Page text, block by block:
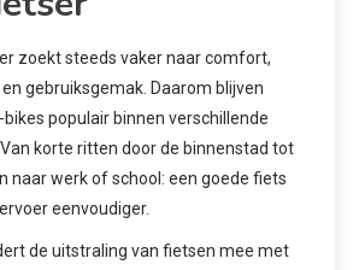
zoekt steeds vaker naar comfort,
gebruiksgemak. Daarom blijven
populair binnen verschillende
korte ritten door de binnenstad tot
naar werk of school: een goede fiets
eenvoudiger.
de uitstraling van fietsen mee met